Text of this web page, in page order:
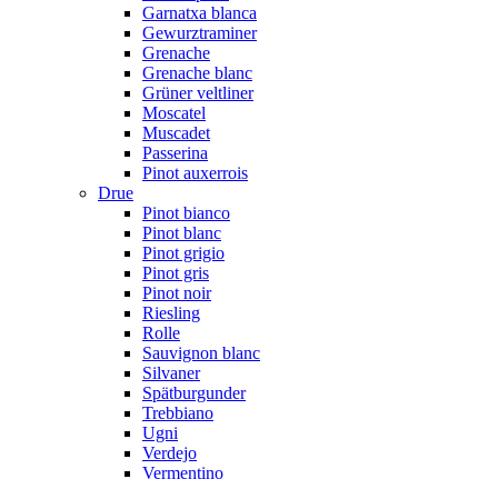
Garnatxa blanca
Gewurztraminer
Grenache
Grenache blanc
Grüner veltliner
Moscatel
Muscadet
Passerina
Pinot auxerrois
Drue
Pinot bianco
Pinot blanc
Pinot grigio
Pinot gris
Pinot noir
Riesling
Rolle
Sauvignon blanc
Silvaner
Spätburgunder
Trebbiano
Ugni
Verdejo
Vermentino